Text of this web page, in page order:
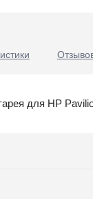
для HP